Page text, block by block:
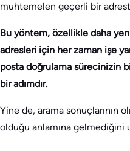
muhtemelen geçerli bir
Bu yöntem, özellikle daha
adresleri için her zaman işe
posta doğrulama sürecinizin
bir adımdır.
Yine de, arama sonuçlarının
olduğu anlamına gelmediğini